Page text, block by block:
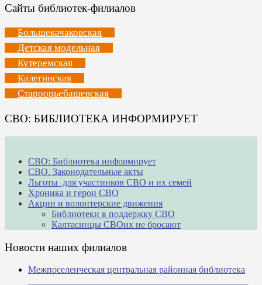
Сайты библиотек-филиалов
Большекачаковская
Детская модельная
Кутеремская
Калегинская
Староорьебашевская
СВО: БИБЛИОТЕКА ИНФОРМИРУЕТ
СВО: Библиотека информирует
СВО. Законодательные акты
Льготы для участников СВО и их семей
Хроника и герои СВО
Акции и волонтерские движения
Библиотеки в поддержку СВО
Калтасинцы СВОих не бросают
Новости наших филиалов
Межпоселенческая центральная районная библиотека